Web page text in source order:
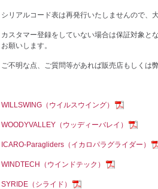
シリアルコード表は再発行いたしませんので、
カスタマー登録をしていない場合は保証対象と
お願いします。
ご不明な点、ご質問等があれば販売店もしくは
WILLSWING（ウイルスウイング）
WOODYVALLEY（ウッディーバレイ）
ICARO-Paragliders（イカロパラグライダー）
WINDTECH（ウインドテック）
SYRIDE（シライド）